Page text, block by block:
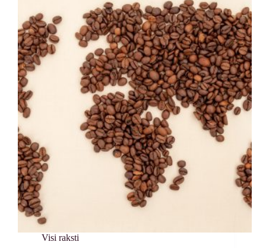
Visi raksti